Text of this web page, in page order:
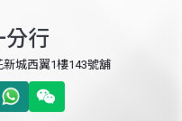
分行
城西翼1樓143號舖